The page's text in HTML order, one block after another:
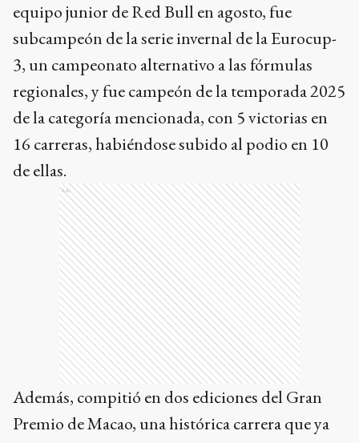
equipo junior de Red Bull en agosto, fue
subcampeón de la serie invernal de la Eurocup-
3, un campeonato alternativo a las fórmulas
regionales, y fue campeón de la temporada 2025
de la categoría mencionada, con 5 victorias en
16 carreras, habiéndose subido al podio en 10
de ellas.
Ads
Además, compitió en dos ediciones del Gran
Premio de Macao, una histórica carrera que ya